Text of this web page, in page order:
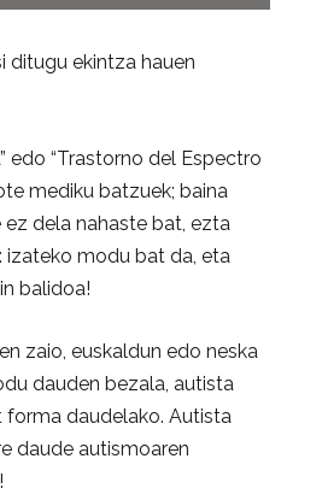
ditugu ekintza hauen
edo “Trastorno del Espectro
mediku batzuek; baina
dela nahaste bat, ezta
izateko modu bat da, eta
balidoa!
zaio, euskaldun edo neska
dauden bezala, autista
daudelako. Autista
daude autismoaren